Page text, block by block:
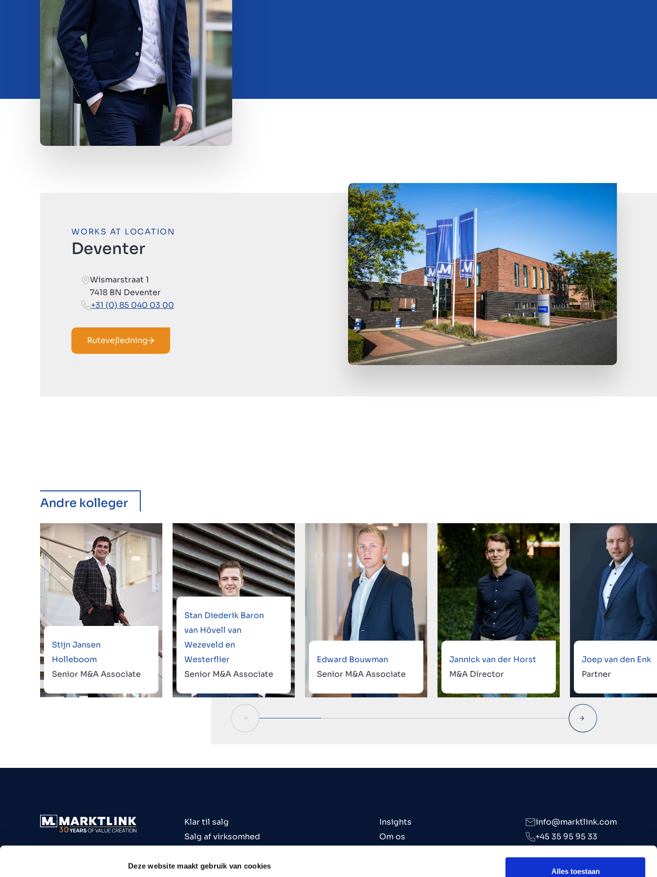
Deze website maakt gebruik van cookies
Alles toestaan
Insights
Om os
Kontakt
WORKS AT LOCATION
Deventer
Wismarstraat 1
7418 BN Deventer
+31 (0) 85 040 03 00
Rutevejledning
Andre kolleger
Stijn Jansen
Holleboom
Senior M&A Associate
Stan Diederik Baron
van Hövell van
Wezeveld en
Westerflier
Senior M&A Associate
Edward Bouwman
Senior M&A Associate
Jannick van der Horst
M&A Director
Joep van den Enk
Partner
Klar til salg
Salg af virksomhed
Virksomheder til salg
Insights
Om os
info@marktlink.com
+45 35 95 95 33